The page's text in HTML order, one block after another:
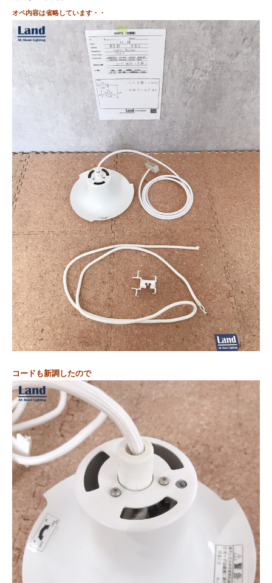
オペ内容は省略しています・・
コードも新調したので